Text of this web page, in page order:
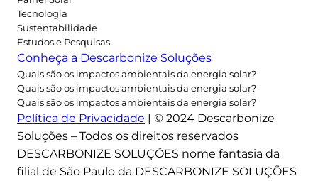
u
m
d
r
s
Tecnologia
Sustentabilidade
Estudos e Pesquisas
Conheça a Descarbonize Soluções
Quais são os impactos ambientais da energia solar?
Quais são os impactos ambientais da energia solar?
Quais são os impactos ambientais da energia solar?
Política de Privacidade | © 2024 Descarbonize
Soluções – Todos os direitos reservados
DESCARBONIZE SOLUÇÕES nome fantasia da
filial de São Paulo da DESCARBONIZE SOLUÇÕES